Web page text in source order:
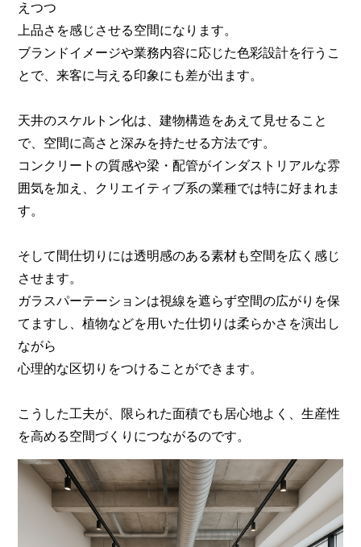
えつつ
上品さを感じさせる空間になります。
ブランドイメージや業務内容に応じた色彩設計を行うこ
とで、来客に与える印象にも差が出ます。
天井のスケルトン化は、建物構造をあえて見せること
で、空間に高さと深みを持たせる方法です。
コンクリートの質感や梁・配管がインダストリアルな雰
囲気を加え、クリエイティブ系の業種では特に好まれま
す。
そして間仕切りには透明感のある素材も空間を広く感じ
させます。
ガラスパーテーションは視線を遮らず空間の広がりを保
てますし、植物などを用いた仕切りは柔らかさを演出し
ながら
心理的な区切りをつけることができます。
こうした工夫が、限られた面積でも居心地よく、生産性
を高める空間づくりにつながるのです。